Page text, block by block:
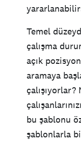
Temel
çalışma
açık
aramaya
bu şablonu
şablonlarla